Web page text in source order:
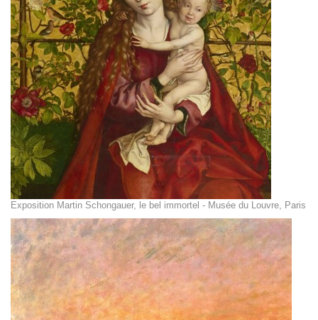
Exposition Martin Schongauer, le bel immortel - Musée du Louvre, Paris